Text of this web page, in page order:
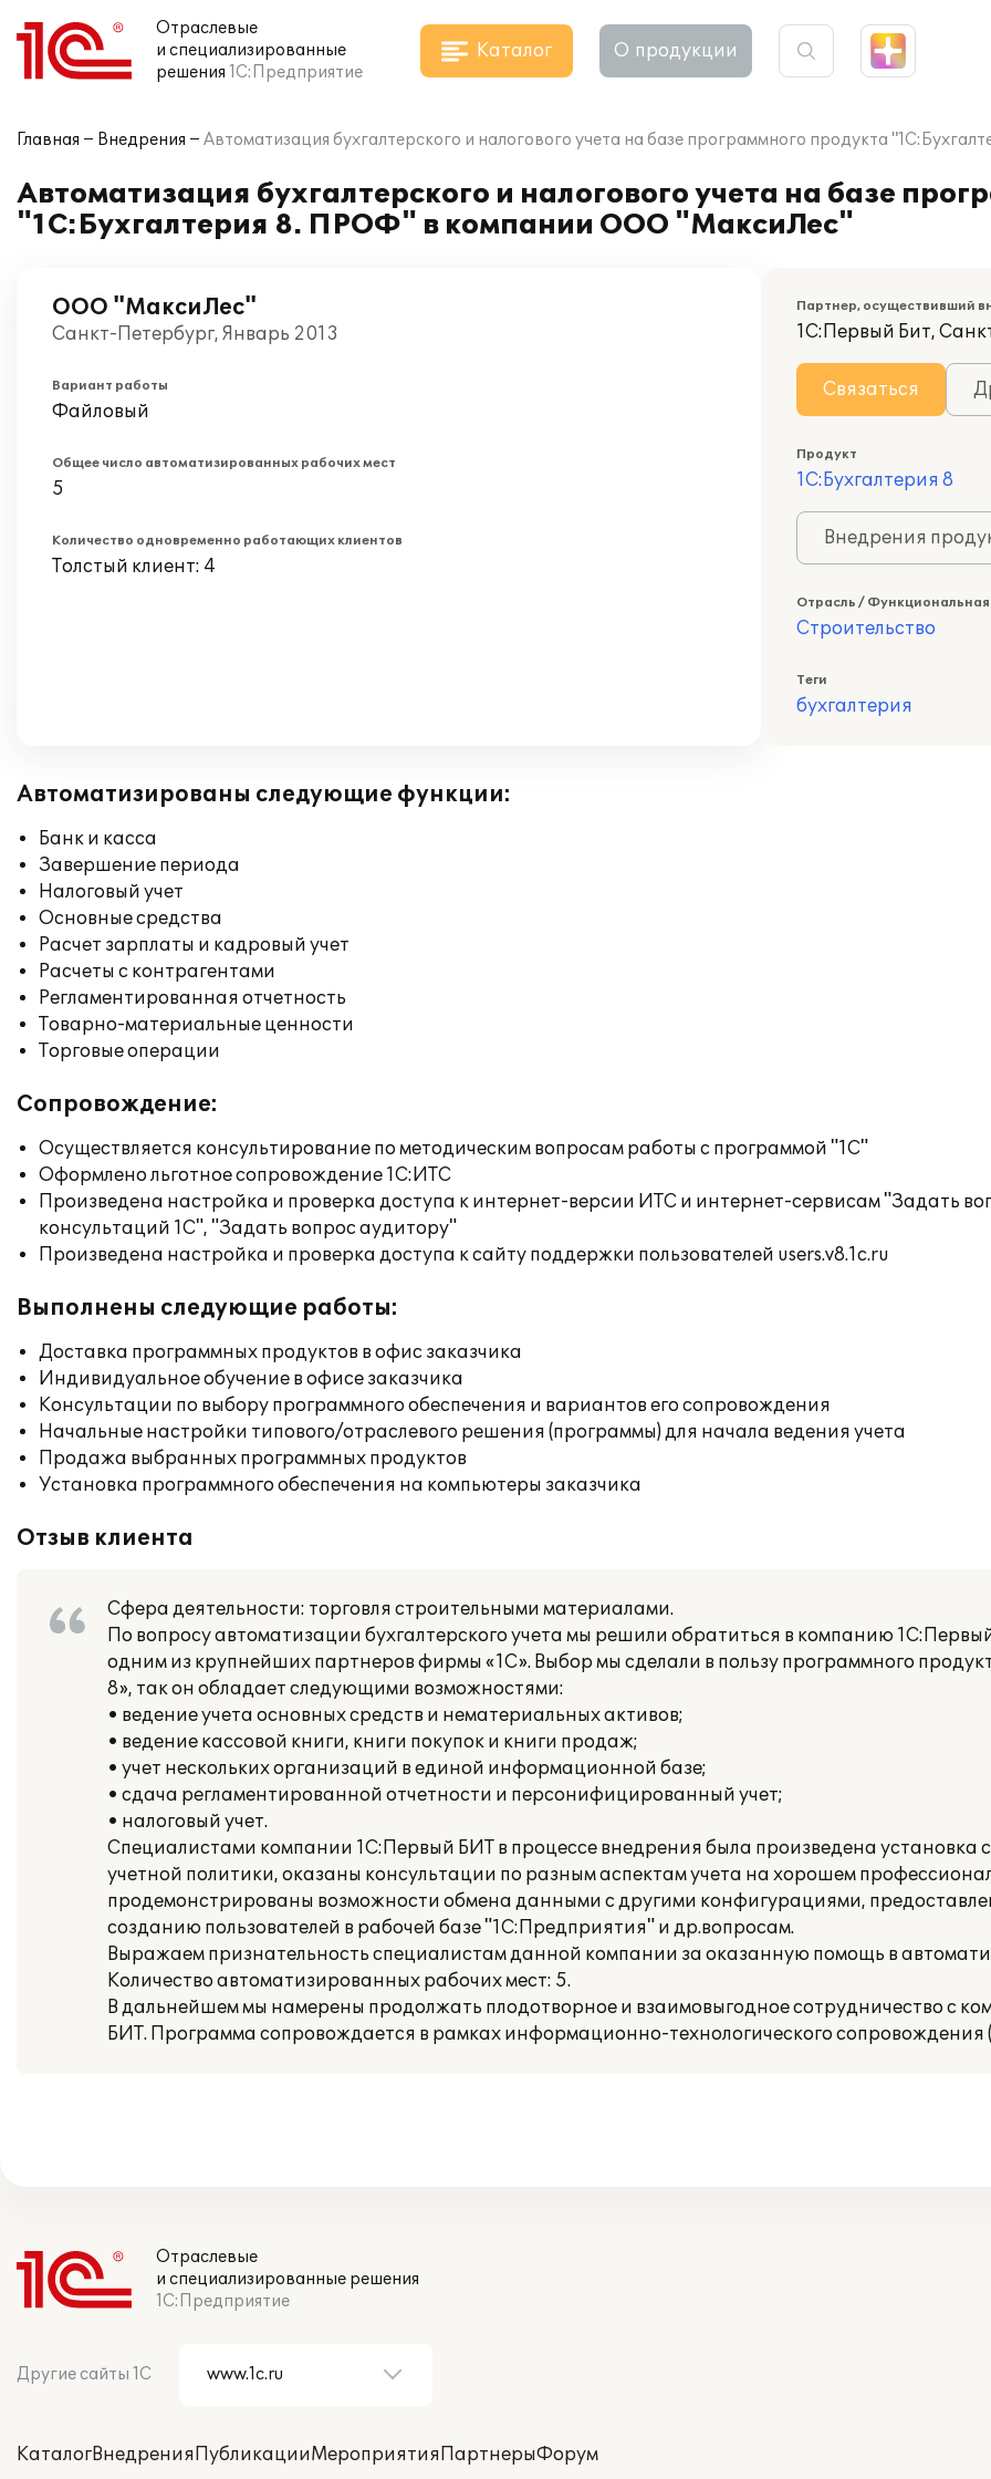
Отраслевые
и специализированные
решения 1С:Предприятие
Каталог О продукции
Главная Внедрения Автоматизация бухгалтерского и налогового учета на базе программного продукта
Автоматизация бухгалтерского и налогового учета на базе
"1С:Бухгалтерия 8. ПРОФ" в компании ООО "МаксиЛес"
ООО "МаксиЛес"
Санкт-Петербург, Январь 2013
Вариант работы
Файловый
Общее число автоматизированных рабочих мест
5
Количество одновременно работающих клиентов
Толстый клиент: 4
Партнер, осуществивший
1С:Первый Бит,
Связаться
Продукт
1С:Бухгалтерия 8
Внедрения
Отрасль / Функциональная
Строительство
Теги
бухгалтерия
Автоматизированы следующие функции:
Банк и касса
Завершение периода
Налоговый учет
Основные средства
Расчет зарплаты и кадровый учет
Расчеты с контрагентами
Регламентированная отчетность
Товарно-материальные ценности
Торговые операции
Сопровождение:
Осуществляется консультирование по методическим вопросам работы с программой "1С"
Оформлено льготное сопровождение 1С:ИТС
Произведена настройка и проверка доступа к интернет-версии ИТС и интернет-сервисам "Задать
консультаций 1С", "Задать вопрос аудитору"
Произведена настройка и проверка доступа к сайту поддержки пользователей users.v8.1c.ru
Выполнены следующие работы:
Доставка программных продуктов в офис заказчика
Индивидуальное обучение в офисе заказчика
Консультации по выбору программного обеспечения и вариантов его сопровождения
Начальные настройки типового/отраслевого решения (программы) для начала ведения учета
Продажа выбранных программных продуктов
Установка программного обеспечения на компьютеры заказчика
Отзыв клиента
Сфера деятельности: торговля строительными материалами.
По вопросу автоматизации бухгалтерского учета мы решили обратиться в компанию
одним из крупнейших партнеров фирмы «1С». Выбор мы сделали в пользу программного
8», так он обладает следующими возможностями:
• ведение учета основных средств и нематериальных активов;
• ведение кассовой книги, книги покупок и книги продаж;
• учет нескольких организаций в единой информационной базе;
• сдача регламентированной отчетности и персонифицированный учет;
• налоговый учет.
Специалистами компании 1С:Первый БИТ в процессе внедрения была произведена установка
учетной политики, оказаны консультации по разным аспектам учета на хорошем
продемонстрированы возможности обмена данными с другими конфигурациями,
созданию пользователей в рабочей базе "1С:Предприятия" и др.вопросам.
Выражаем признательность специалистам данной компании за оказанную помощь в
Количество автоматизированных рабочих мест: 5.
В дальнейшем мы намерены продолжать плодотворное и взаимовыгодное сотрудничество с
БИТ. Программа сопровождается в рамках информационно-технологического сопровождения
Отраслевые
и специализированные решения
1С:Предприятие
Другие сайты 1С
КаталогВнедренияПубликацииМероприятияПартнерыФорум